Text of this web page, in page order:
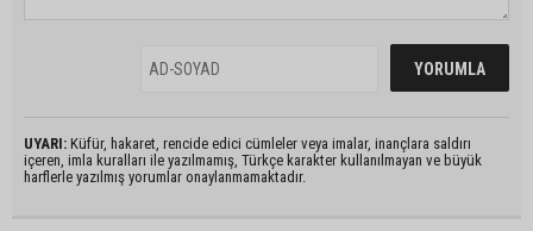
UYARI: Küfür, hakaret, rencide edici cümleler veya imalar, inançlara saldırı
içeren, imla kuralları ile yazılmamış, Türkçe karakter kullanılmayan ve büyük
harflerle yazılmış yorumlar onaylanmamaktadır.